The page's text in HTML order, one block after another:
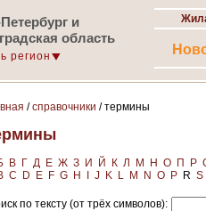
и
область
регион
/справочники / термины
В Г Д Е Ж З И Й К Л М Н О П Р
C D E F G H J K L M N O P R S
по тексту (от трёх символов):